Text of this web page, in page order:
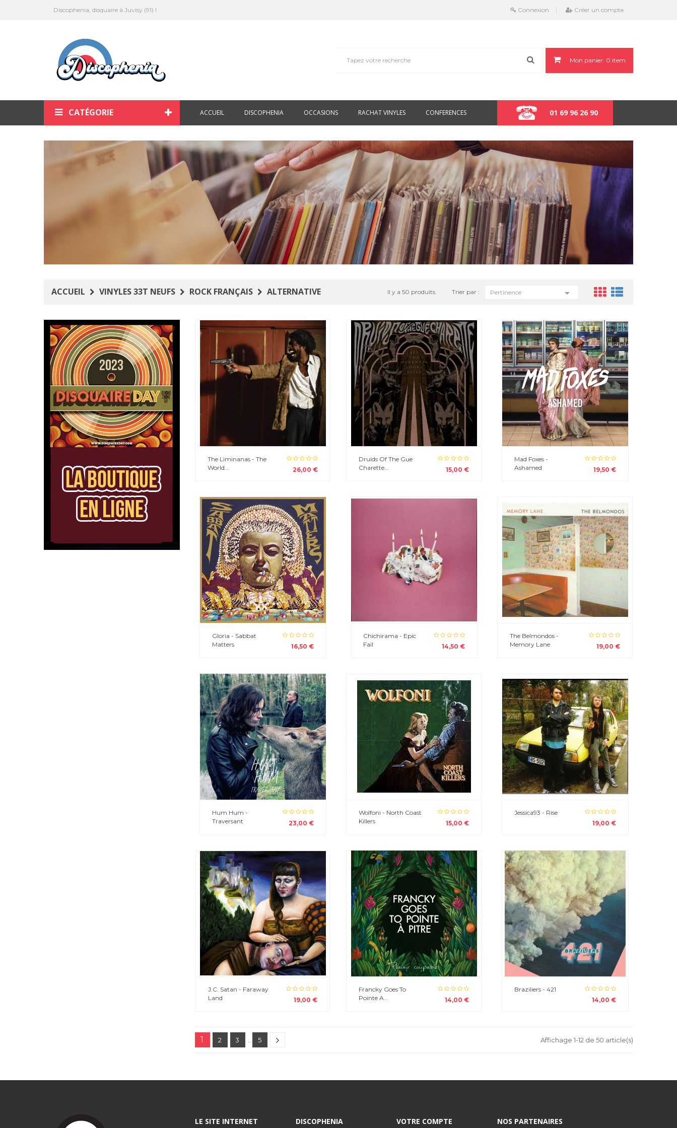
Discophenia, disquaire à Juvisy (91) ! Connexion Créer un compte
Mon panier: 0 item
CATÉGORIE ACCUEIL DISCOPHENIA OCCASIONS RACHAT VINYLES CONFERENCES 01 69 96 26 90
ACCUEIL VINYLES 33T NEUFS ROCK FRANÇAIS ALTERNATIVE Il y a 50 produits. Trier par : Pertinence 
The Liminanas - The
World...
26,00 €
Druids Of The Gue
Charette...
15,00 €
Mad Foxes -
Ashamed
19,50 €
Gloria - Sabbat
Matters
16,50 €
Chichirama - Epic
Fail
14,50 €
The Belmondos -
Memory Lane
19,00 €
Hum Hum -
Traversant
23,00 €
Wolfoni - North Coast
Killers
15,00 €
Jessica93 - Rise
19,00 €
J.C. Satan - Faraway
Land
19,00 €
Francky Goes To
Pointe A...
14,00 €
Braziliers - 421
14,00 €
1 2 3 … 5 Affichage 1-12 de 50 article(s)
LE SITE INTERNET DISCOPHENIA VOTRE COMPTE NOS PARTENAIRES